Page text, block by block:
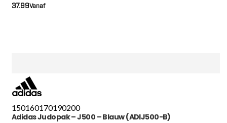
Vanaf
37.99
150160170190200
Adidas Judopak – J500 – Blauw (ADIJ500-B)